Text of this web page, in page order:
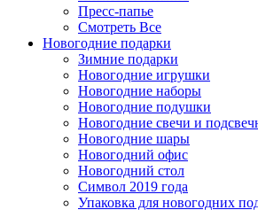
Пресс-папье
Смотреть Все
Новогодние подарки
Зимние подарки
Новогодние игрушки
Новогодние наборы
Новогодние подушки
Новогодние свечи и
Новогодние шары
Новогодний офис
Новогодний стол
Символ 2019 года
Упаковка для новогодних